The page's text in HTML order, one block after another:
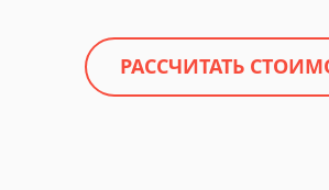
РАССЧИТАТЬ